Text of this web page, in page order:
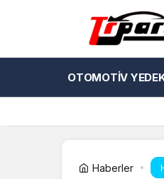
OTOMOTIV
Haberler